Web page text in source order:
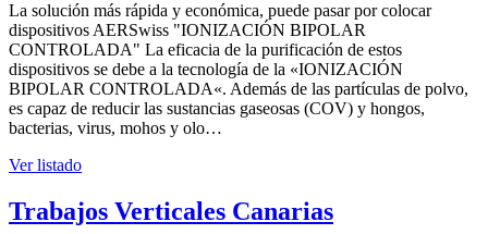
La solución más rápida y económica, puede pasar por colocar
dispositivos AERSwiss "IONIZACIÓN BIPOLAR
CONTROLADA" La eficacia de la purificación de estos
dispositivos se debe a la tecnología de la «IONIZACIÓN
BIPOLAR CONTROLADA«. Además de las partículas de polvo,
es capaz de reducir las sustancias gaseosas (COV) y hongos,
bacterias, virus, mohos y olo…
Ver listado
Trabajos Verticales Canarias